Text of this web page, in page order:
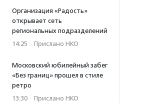
Организация «Радость»
открывает сеть
региональных подразделений
14:25 · Прислано НКО
Московский юбилейный забег
«Без границ» прошел в стиле
ретро
13:30 · Прислано НКО